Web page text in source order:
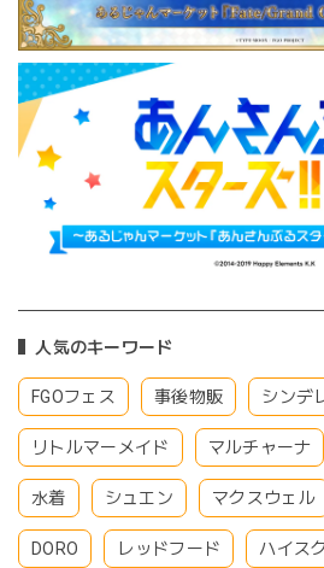
人気のキーワード
FGOフェス 事後物販 シンデ
リトルマーメイド マルチャーナ
水着 シュエン マクスウェル
DORO レッドフード ハイス